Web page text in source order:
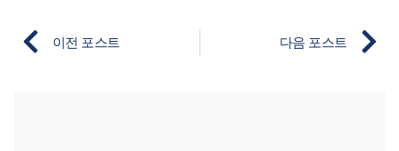
이전 포스트 다음 포스트